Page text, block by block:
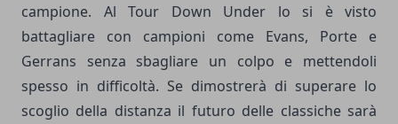
campione. Al Tour Down Under lo si è visto
battagliare con campioni come Evans, Porte e
Gerrans senza sbagliare un colpo e mettendoli
spesso in difficoltà. Se dimostrerà di superare lo
scoglio della distanza il futuro delle classiche sarà